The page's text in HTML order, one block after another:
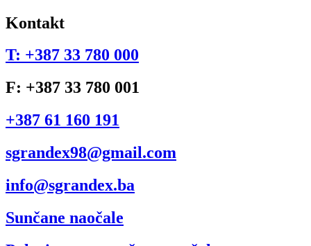
Kontakt
T: +387 33 780 000
F: +387 33 780 001
+387 61 160 191
sgrandex98@gmail.com
info@sgrandex.ba
Sunčane naočale